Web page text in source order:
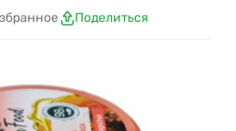
Поделиться